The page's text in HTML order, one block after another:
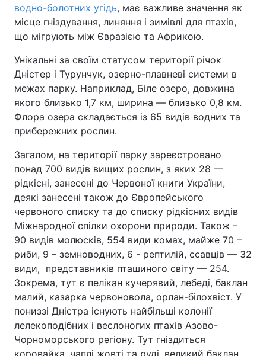
водно-болотних угідь, має важливе значення як
місце гніздування, линяння і зимівлі для птахів,
що мігрують між Євразією та Африкою.
Унікальні за своїм статусом території річок
Дністер і Турунчук, озерно-плавневі системи в
межах парку. Наприклад, Біле озеро, довжина
якого близько 1,7 км, ширина — близько 0,8 км.
Флора озера складається із 65 видів водних та
прибережних рослин.
Загалом, на території парку зареєстровано
понад 700 видів вищих рослин, з яких 28 —
рідкісні, занесені до Червоної книги України,
деякі занесені також до Європейського
червоного списку та до списку рідкісних видів
Міжнародної спілки охорони природи. Також –
90 видів молюсків, 554 види комах, майже 70 –
риби, 9 – земноводних, 6 - рептилій, ссавців — 32
види, представників пташиного світу — 254.
Зокрема, тут є пелікан кучерявий, лебеді, баклан
малий, казарка червоновола, орлан-білохвіст. У
пониззі Дністра існують найбільші колонії
лелекоподібних і веслоногих птахів Азово-
Чорноморського регіону. Тут гніздиться
коровайка, чаплі жовті та руді, великий баклан